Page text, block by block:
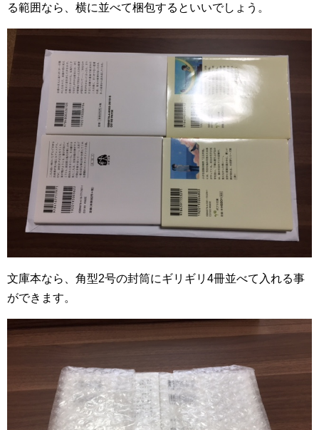
る範囲なら、横に並べて梱包するといいでしょう。
文庫本なら、角型2号の封筒にギリギリ4冊並べて入れる事
ができます。